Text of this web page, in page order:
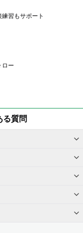
習もサポート
ロー
る質問